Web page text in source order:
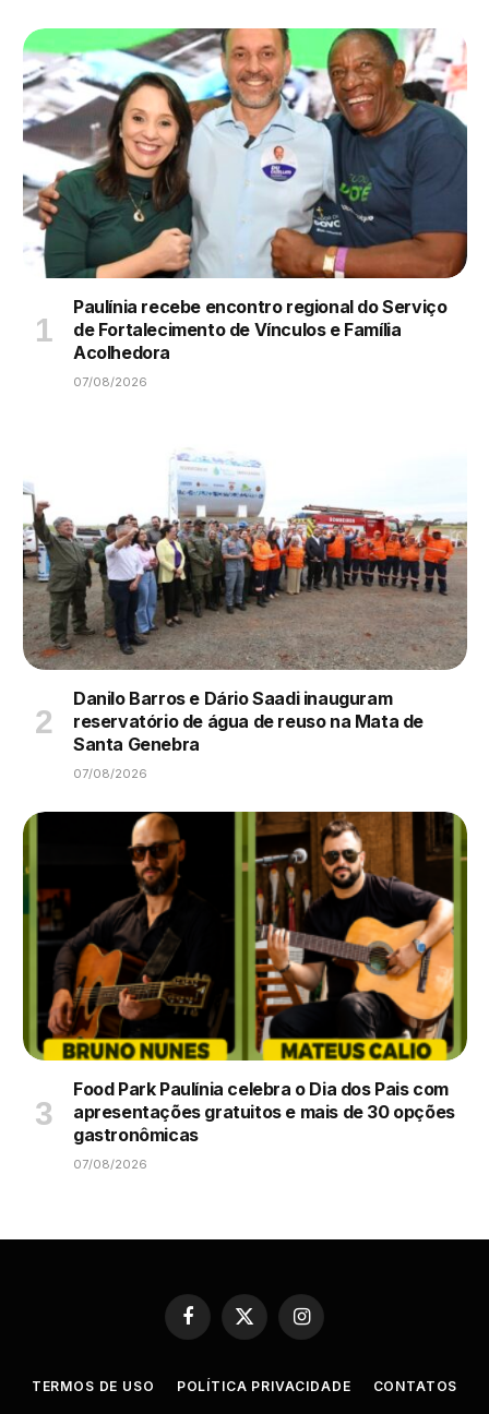
Paulínia recebe encontro regional do Serviço
de Fortalecimento de Vínculos e Família
Acolhedora
07/08/2026
Danilo Barros e Dário Saadi inauguram
reservatório de água de reuso na Mata de
Santa Genebra
07/08/2026
Food Park Paulínia celebra o Dia dos Pais com
apresentações gratuitos e mais de 30 opções
gastronômicas
07/08/2026
Facebook
X
Instagram
TERMOS DE USO POLÍTICA PRIVACIDADE CONTATOS